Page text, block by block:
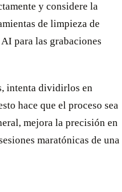
y considere la
de limpieza de
para las grabaciones
intenta dividirlos en
hace que el proceso sea
mejora la precisión en
maratónicas de una